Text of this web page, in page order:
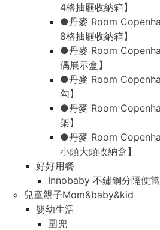
4格抽屜收納箱】
●丹麥 Room
8格抽屜收納箱】
●丹麥 Room
偶展示盒】
●丹麥 Room
勾】
●丹麥 Room
架】
●丹麥 Room
小頭大頭收納盒】
好好用餐
Innobaby 不鏽鋼分隔便
兒童親子Mom&baby&kid
嬰幼生活
圍兜